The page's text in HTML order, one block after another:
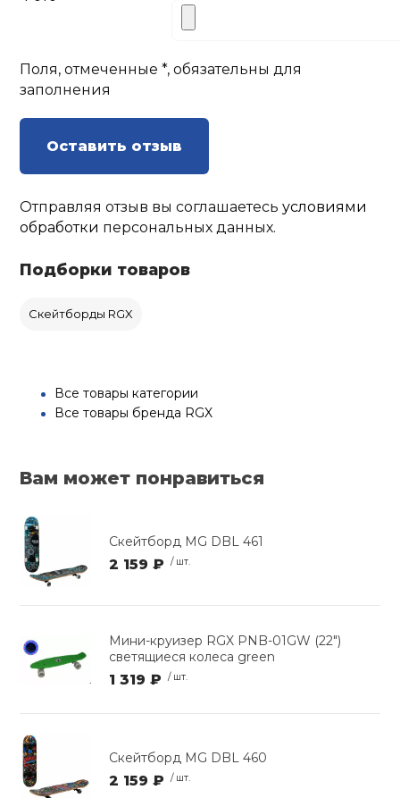
Поля, отмеченные *, обязательны для
заполнения
Оставить отзыв
Отправляя отзыв вы соглашаетесьусловиями
обработки персональных данных.
Подборки товаров
Скейтборды RGX
Все товары категории
Все товары бренда RGX
Вам может понравиться
Скейтборд MG DBL 461
2 159 ₽ / шт.
Мини-круизер RGX PNB-01GW (22")
светящиеся колеса green
1 319 ₽ / шт.
Скейтборд MG DBL 460
2 159 ₽ / шт.